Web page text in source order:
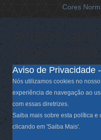
Cores
AVISO LGPD
Aviso de Privacidade
Nós utilizamos cookies no
experiência de navegação ao
com essas diretrizes.
Saiba mais sobre esta política
clicando em 'Saiba Mais'.